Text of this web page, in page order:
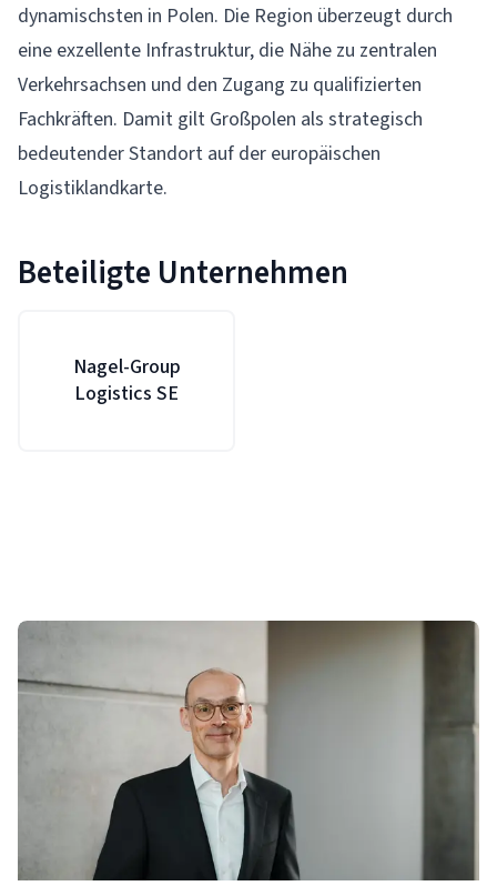
dynamischsten in Polen. Die Region überzeugt durch
eine exzellente Infrastruktur, die Nähe zu zentralen
Verkehrsachsen und den Zugang zu qualifizierten
Fachkräften. Damit gilt Großpolen als strategisch
bedeutender Standort auf der europäischen
Logistiklandkarte.
Beteiligte Unternehmen
Nagel-Group
Logistics SE